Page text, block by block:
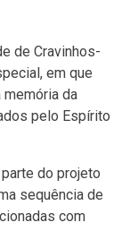
de Cravinhos-
em que
da
pelo Espírito
do projeto
sequência de
com